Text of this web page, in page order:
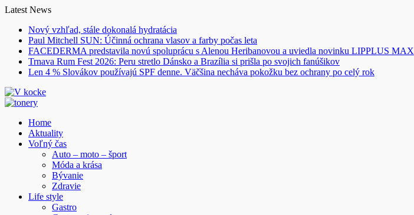
Skip
content
Latest News
Nový vzhľad, stále dokonalá hydratácia
Paul Mitchell SUN: Účinná ochrana vlasov a farby počas leta
FACEDERMA predstavila novú spoluprácu s Alenou Heribanovou a uviedla novinku LIPPLUS MAX
Trnava Rum Fest 2026: Peru stretlo Dánsko a Brazília si prišla po svojich fanúšikov
Len 4 % Slovákov používajú SPF denne. Väčšina necháva pokožku bez ochrany po celý rok
Home
Aktuality
Voľný čas
Auto – moto – šport
Móda a krása
Bývanie
Zdravie
Life style
Gastro